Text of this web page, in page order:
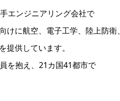
エンジニアリング会社で
に航空、電子工学、陸上防衛、
供しています。
を抱え、21カ国41都市で